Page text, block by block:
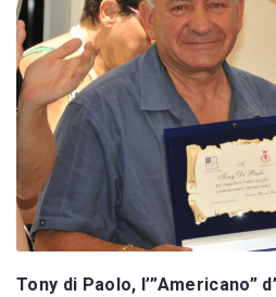
Tony di Paolo, l’”Americano”